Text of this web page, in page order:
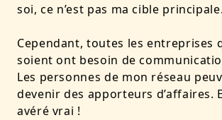
soi, ce n’est pas ma cible principale.
Cependant, toutes les entreprises
soient ont besoin de
Les personnes de mon réseau
devenir des apporteurs d’affaires.
avéré vrai !